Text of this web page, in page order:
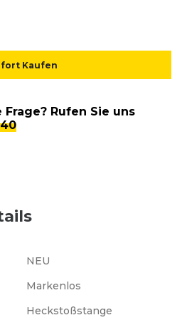
Kaufen
Frage? Rufen Sie uns
Markenlos
Heckstoßstange
NEU